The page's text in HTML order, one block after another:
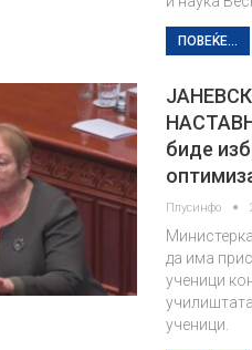
ПОВЕЌЕ...
биде
Плусинфо
да има
ученици
ученици.